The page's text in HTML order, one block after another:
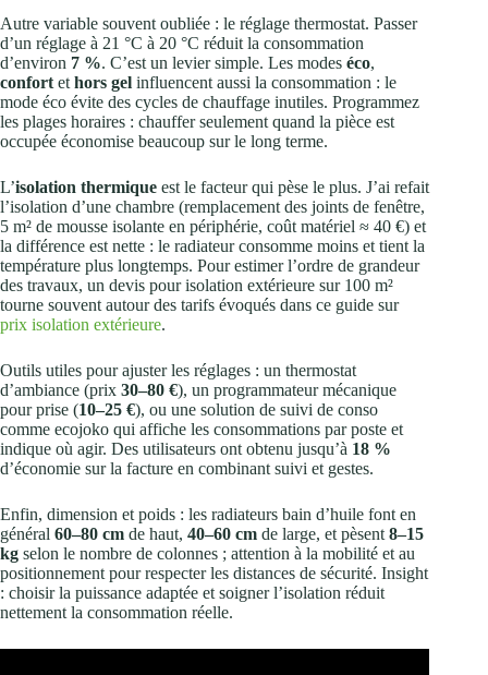
Autre variable souvent oubliée : le réglage thermostat. Passer
d’un réglage à 21 °C à 20 °C réduit la consommation
d’environ 7 %. C’est un levier simple. Les modes éco,
confort et hors gel influencent aussi la consommation : le
mode éco évite des cycles de chauffage inutiles. Programmez
les plages horaires : chauffer seulement quand la pièce est
occupée économise beaucoup sur le long terme.
L’isolation thermique est le facteur qui pèse le plus. J’ai refait
l’isolation d’une chambre (remplacement des joints de fenêtre,
5 m² de mousse isolante en périphérie, coût matériel ≈ 40 €) et
la différence est nette : le radiateur consomme moins et tient la
température plus longtemps. Pour estimer l’ordre de grandeur
des travaux, un devis pour isolation extérieure sur 100 m²
tourne souvent autour des tarifs évoqués dans ce guide sur
prix isolation extérieure.
Outils utiles pour ajuster les réglages : un thermostat
d’ambiance (prix 30–80 €), un programmateur mécanique
pour prise (10–25 €), ou une solution de suivi de conso
comme ecojoko qui affiche les consommations par poste et
indique où agir. Des utilisateurs ont obtenu jusqu’à 18 %
d’économie sur la facture en combinant suivi et gestes.
Enfin, dimension et poids : les radiateurs bain d’huile font en
général 60–80 cm de haut, 40–60 cm de large, et pèsent 8–15
kg selon le nombre de colonnes ; attention à la mobilité et au
positionnement pour respecter les distances de sécurité. Insight
: choisir la puissance adaptée et soigner l’isolation réduit
nettement la consommation réelle.